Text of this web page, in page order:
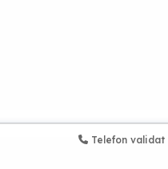
Telefon validat